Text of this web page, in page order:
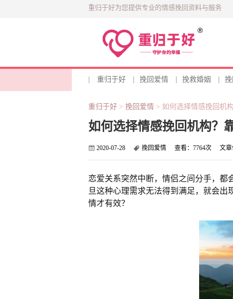
重归于好为您提供专业的情感挽回资料与服务
重归于好 挽回爱情 挽救婚姻
重归于好> 挽回爱情> 如何选择情感挽回机
如何选择情感挽回机构？
2020-07-28 挽回爱情 查看： 7764次 文章
恋爱关系突然中断，情侣之间分手，都
旦这种心理需求无法得到满足，就会
情才有效？